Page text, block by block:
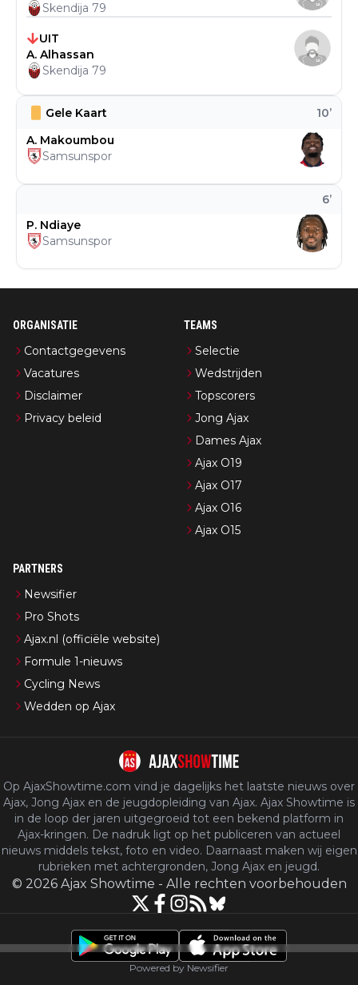
6’
P. Ndiaye
Samsunspor
Gele Kaart 10’
A. Makoumbou
Samsunspor
Skendija 79
UIT
A. Alhassan
Skendija 79
ORGANISATIE
Contactgegevens
Vacatures
Disclaimer
Privacy beleid
TEAMS
Selectie
Wedstrijden
Topscorers
Jong Ajax
Dames Ajax
Ajax O19
Ajax O17
Ajax O16
Ajax O15
PARTNERS
Newsifier
Pro Shots
Ajax.nl (officiële website)
Formule 1-nieuws
Cycling News
Wedden op Ajax
Op AjaxShowtime.com vind je dagelijks het laatste nieuws over
Ajax, Jong Ajax en de jeugdopleiding van Ajax. Ajax Showtime is
in de loop der jaren uitgegroeid tot een bekend platform in
Ajax-kringen. De nadruk ligt op het publiceren van actueel
nieuws middels tekst, foto en video. Daarnaast maken wij eigen
rubrieken met achtergronden, Jong Ajax en jeugd.
© 2026 Ajax Showtime - Alle rechten voorbehouden
Powered by Newsifier